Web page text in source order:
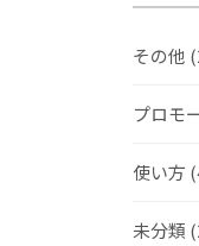
その他
プロモ
使い方
未分類